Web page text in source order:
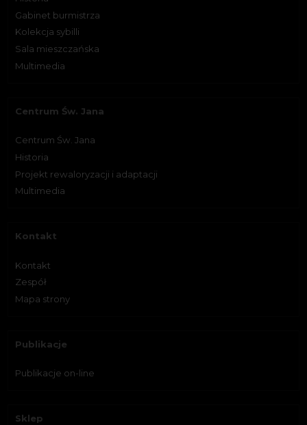
Gabinet burmistrza
Kolekcja sybilli
Sala mieszczańska
Multimedia
Centrum Św. Jana
Centrum Św. Jana
Historia
Projekt rewaloryzacji i adaptacji
Multimedia
Kontakt
Kontakt
Zespół
Mapa strony
Publikacje
Publikacje on-line
Sklep